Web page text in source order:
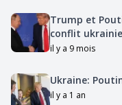
Trump et
conflit
il y a 9 mois
Ukraine:
il y a 1 an